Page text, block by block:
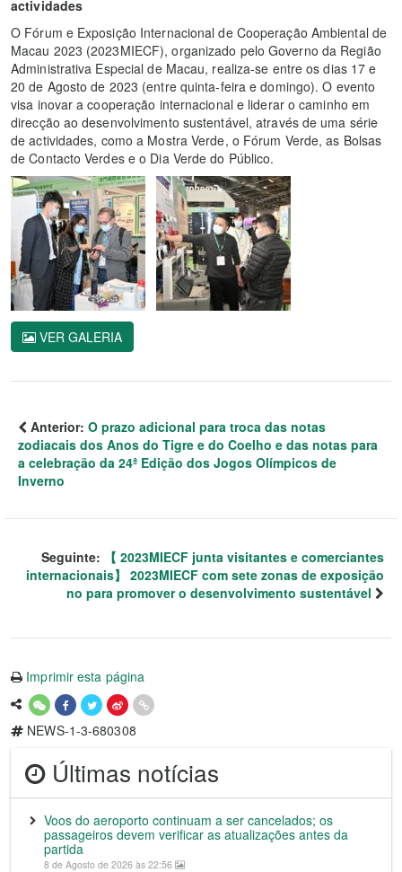
actividades
O Fórum e Exposição Internacional de Cooperação Ambiental de
Macau 2023 (2023MIECF), organizado pelo Governo da Região
Administrativa Especial de Macau, realiza-se entre os dias 17 e
20 de Agosto de 2023 (entre quinta-feira e domingo). O evento
visa inovar a cooperação internacional e liderar o caminho em
direcção ao desenvolvimento sustentável, através de uma série
de actividades, como a Mostra Verde, o Fórum Verde, as Bolsas
de Contacto Verdes e o Dia Verde do Público.
VER GALERIA
Anterior: O prazo adicional para troca das notas
zodiacais dos Anos do Tigre e do Coelho e das notas para
a celebração da 24ª Edição dos Jogos Olímpicos de
Inverno
Seguinte:
【 2023MIECF junta visitantes e comerciantes
internacionais】 2023MIECF com sete zonas de exposição
no para promover o desenvolvimento sustentável
Imprimir esta página
NEWS-1-3-680308
Últimas notícias
Voos do aeroporto continuam a ser cancelados; os
passageiros devem verificar as atualizações antes da
partida
8 de Agosto de 2026 às 22:56